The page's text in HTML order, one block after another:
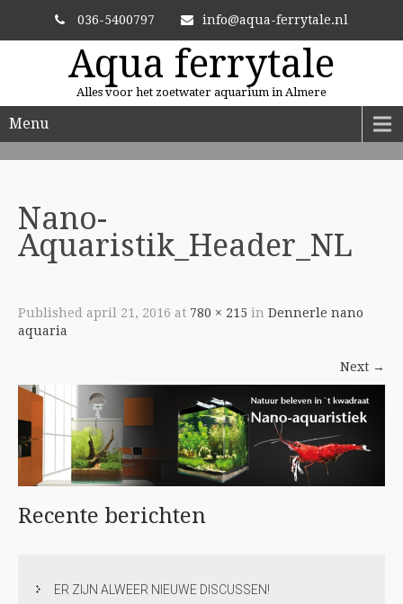
036-5400797 info@aqua-ferrytale.nl
Aqua ferrytale
Alles voor het zoetwater aquarium in Almere
Menu
ALTIJD VERSE PLANTEN
Nano-
Aquaristik_Header_NL
Published april 21, 2016 at 780 × 215 in Dennerle nano
aquaria
Next →
Recente berichten
ER ZIJN ALWEER NIEUWE DISCUSSEN!